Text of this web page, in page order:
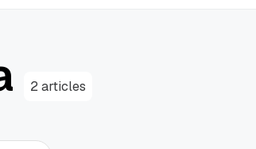
2 articles